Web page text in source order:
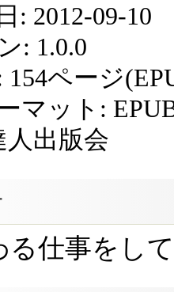
: 2012-09-10
: 1.0.0
154ページ
マット:
人出版会
る仕事をし